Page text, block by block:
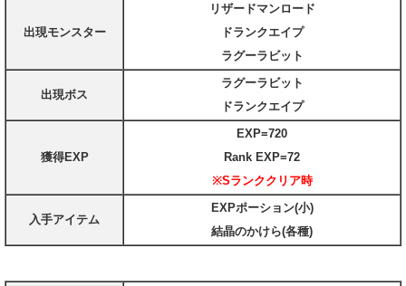
出現モンスター
リザードマンロード
ドランクエイプ
ラグーラビット
出現ボス
ラグーラビット
ドランクエイプ
獲得EXP
EXP=720
Rank EXP=72
※Sランククリア時
入手アイテム
EXPポーション(小)
結晶のかけら(各種)